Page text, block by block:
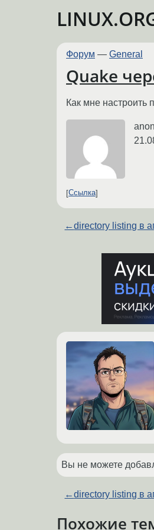
Форум — General
Quake
Как мне настроить
Ссылка
←directory listing в
Вы не можете
←directory listing в
Похожие